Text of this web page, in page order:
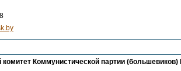
комитет Коммунистической партии